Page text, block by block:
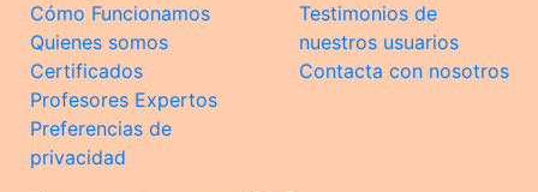
Cómo Funcionamos
Quienes somos
Certificados
Profesores Expertos
Preferencias de
privacidad
Testimonios de
nuestros usuarios
Contacta con nosotros